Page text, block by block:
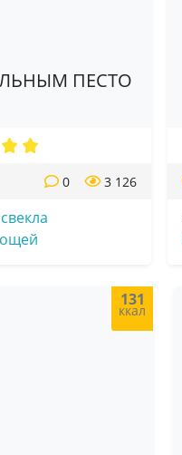
ПЕСТО
3 126
0
свекла
131
ккал